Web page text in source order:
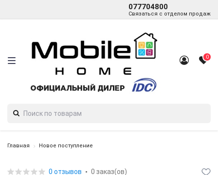
077704800
Связаться с отделом продаж
0
Главная Новое поступление
0 отзывов 0 заказ(ов)